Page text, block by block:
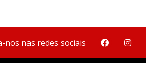
nos nas redes sociais